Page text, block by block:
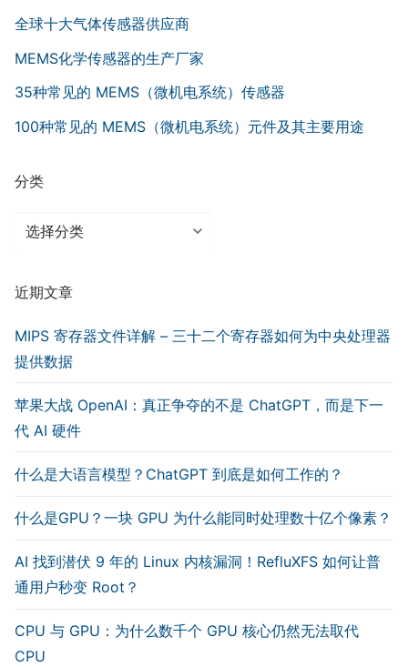
全球十大气体传感器供应商
MEMS化学传感器的生产厂家
35种常见的 MEMS（微机电系统）传感器
100种常见的 MEMS（微机电系统）元件及其主要用途
分类
分
近期文章
MIPS 寄存器文件详解 – 三十二个寄存器如何为中央处理器
提供数据
苹果大战 OpenAI：真正争夺的不是 ChatGPT，而是下一
代 AI 硬件
什么是大语言模型？ChatGPT 到底是如何工作的？
什么是GPU？一块 GPU 为什么能同时处理数十亿个像素？
AI 找到潜伏 9 年的 Linux 内核漏洞！RefluXFS 如何让普
通用户秒变 Root？
CPU 与 GPU：为什么数千个 GPU 核心仍然无法取代
CPU